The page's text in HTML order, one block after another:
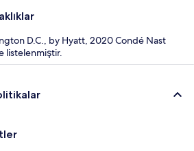
D.C., by Hyatt, 2020 Condé Nast
listelenmiştir.